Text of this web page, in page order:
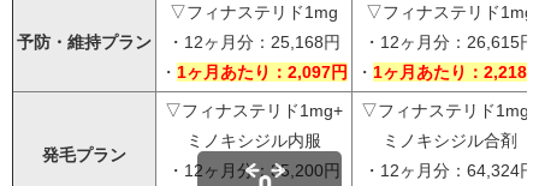
予防・維持プラン
▽フィナステリド1mg
・12ヶ月分：25,168円
・ 1ヶ月あたり：2,097円
▽フィナステリド1mg
・12ヶ月分：26,615円
・ 1ヶ月あたり：2,218
発毛プラン
▽フィナステリド1mg+
ミノキシジル内服
・12ヶ月分：35,200円
▽フィナステリド1mg+
ミノキシジル合剤
・12ヶ月分：64,324円